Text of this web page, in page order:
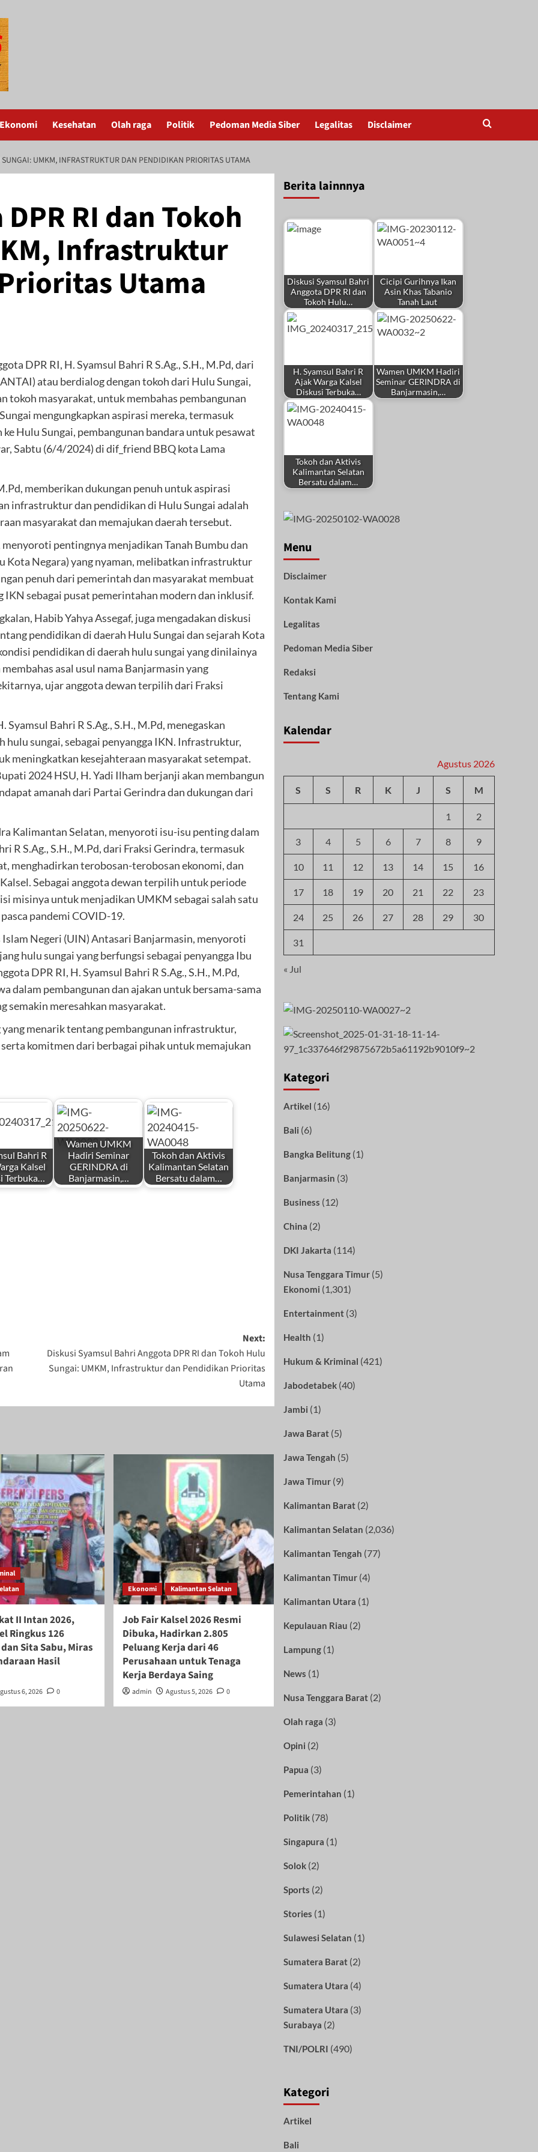
Ekonomi Kesehatan Olah raga Politik Pedoman Media Siber Legalitas Disclaimer
UMKM, INFRASTRUKTUR DAN PENDIDIKAN PRIORITAS UTAMA
RI dan Tokoh
Infrastruktur
Utama
DPR RI, H. Syamsul Bahri R S.Ag., S.H., M.Pd, dari
atau berdialog dengan tokoh dari Hulu Sungai,
tokoh masyarakat, untuk membahas pembangunan
mengungkapkan aspirasi mereka, termasuk
Hulu Sungai, pembangunan bandara untuk pesawat
Sabtu (6/4/2024) di dif_friend BBQ kota Lama
memberikan dukungan penuh untuk aspirasi
infrastruktur dan pendidikan di Hulu Sungai adalah
masyarakat dan memajukan daerah tersebut.
menyoroti pentingnya menjadikan Tanah Bumbu dan
Kota Negara) yang nyaman, melibatkan infrastruktur
penuh dari pemerintah dan masyarakat membuat
IKN sebagai pusat pemerintahan modern dan inklusif.
Habib Yahya Assegaf, juga mengadakan diskusi
pendidikan di daerah Hulu Sungai dan sejarah Kota
pendidikan di daerah hulu sungai yang dinilainya
asal usul nama Banjarmasin yang
ujar anggota dewan terpilih dari Fraksi
Bahri R S.Ag., S.H., M.Pd, menegaskan
sungai, sebagai penyangga IKN. Infrastruktur,
meningkatkan kesejahteraan masyarakat setempat.
2024 HSU, H. Yadi Ilham berjanji akan membangun
amanah dari Partai Gerindra dan dukungan dari
Kalimantan Selatan, menyoroti isu-isu penting dalam
R S.Ag., S.H., M.Pd, dari Fraksi Gerindra, termasuk
menghadirkan terobosan-terobosan ekonomi, dan
Sebagai anggota dewan terpilih untuk periode
misinya untuk menjadikan UMKM sebagai salah satu
pandemi COVID-19.
Negeri (UIN) Antasari Banjarmasin, menyoroti
hulu sungai yang berfungsi sebagai penyangga Ibu
DPR RI, H. Syamsul Bahri R S.Ag., S.H., M.Pd,
dalam pembangunan dan ajakan untuk bersama-sama
semakin meresahkan masyarakat.
menarik tentang pembangunan infrastruktur,
komitmen dari berbagai pihak untuk memajukan
Bahri R
Kalsel
Terbuka…
Wamen UMKM
Hadiri Seminar
GERINDRA di
Banjarmasin,…
Tokoh dan Aktivis
Kalimantan Selatan
Bersatu dalam…
Next:
Diskusi Syamsul Bahri Anggota DPR RI dan Tokoh Hulu
Sungai: UMKM, Infrastruktur dan Pendidikan Prioritas
Utama
II Intan 2026,
Ringkus 126
Sita Sabu, Miras
Hasil
6, 2026 0
Ekonomi Kalimantan Selatan
Job Fair Kalsel 2026 Resmi
Dibuka, Hadirkan 2.805
Peluang Kerja dari 46
Perusahaan untuk Tenaga
Kerja Berdaya Saing
admin Agustus 5, 2026 0
Berita lainnnya
Diskusi Syamsul Bahri
Anggota DPR RI dan
Tokoh Hulu…
Cicipi Gurihnya Ikan
Asin Khas Tabanio
Tanah Laut
H. Syamsul Bahri R
Ajak Warga Kalsel
Diskusi Terbuka…
Wamen UMKM Hadiri
Seminar GERINDRA di
Banjarmasin,…
Tokoh dan Aktivis
Kalimantan Selatan
Bersatu dalam…
Menu
Disclaimer
Kontak Kami
Legalitas
Pedoman Media Siber
Redaksi
Tentang Kami
Kalendar
Agustus 2026
S S R K J S M
1 2
3 4 5 6 7 8 9
10 11 12 13 14 15 16
17 18 19 20 21 22 23
24 25 26 27 28 29 30
31
« Jul
Kategori
Artikel (16)
Bali (6)
Bangka Belitung(1)
Banjarmasin (3)
Business (12)
China (2)
DKI Jakarta (114)
Nusa Tenggara Timur(5)
Ekonomi (1,301)
Entertainment(3)
Health (1)
Hukum & Kriminal (421)
Jabodetabek(40)
Jambi (1)
Jawa Barat(5)
Jawa Tengah (5)
Jawa Timur(9)
Kalimantan Barat(2)
Kalimantan Selatan (2,036)
Kalimantan Tengah (77)
Kalimantan Timur(4)
Kalimantan Utara (1)
Kepulauan Riau (2)
Lampung(1)
News (1)
Nusa Tenggara Barat(2)
Olah raga (3)
Opini (2)
Papua (3)
Pemerintahan (1)
Politik(78)
Singapura (1)
Solok(2)
Sports (2)
Stories (1)
Sulawesi Selatan (1)
Sumatera Barat(2)
Sumatera Utara (4)
Sumatera Utara (3)
Surabaya (2)
TNI/POLRI (490)
Kategori
Artikel
Bali